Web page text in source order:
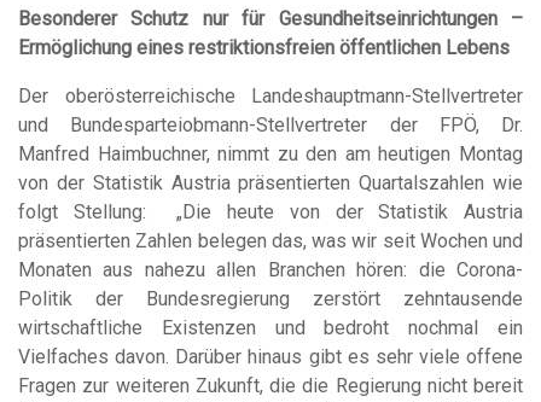
Besonderer Schutz nur für Gesundheitseinrichtungen –
Ermöglichung eines restriktionsfreien öffentlichen Lebens
Der oberösterreichische Landeshauptmann-Stellvertreter
und Bundesparteiobmann-Stellvertreter der FPÖ, Dr.
Manfred Haimbuchner, nimmt zu den am heutigen Montag
von der Statistik Austria präsentierten Quartalszahlen wie
folgt Stellung: „Die heute von der Statistik Austria
präsentierten Zahlen belegen das, was wir seit Wochen und
Monaten aus nahezu allen Branchen hören: die Corona-
Politik der Bundesregierung zerstört zehntausende
wirtschaftliche Existenzen und bedroht nochmal ein
Vielfaches davon. Darüber hinaus gibt es sehr viele offene
Fragen zur weiteren Zukunft, die die Regierung nicht bereit